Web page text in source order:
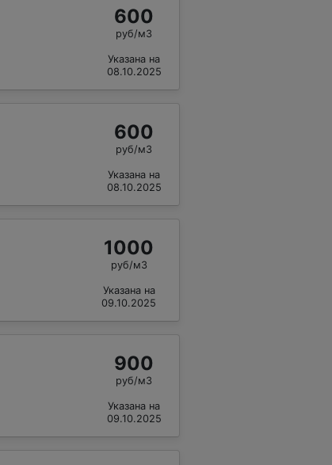
600
руб/м3
Указана на
08.10.2025
600
руб/м3
Указана на
08.10.2025
1000
руб/м3
Указана на
09.10.2025
900
руб/м3
Указана на
09.10.2025